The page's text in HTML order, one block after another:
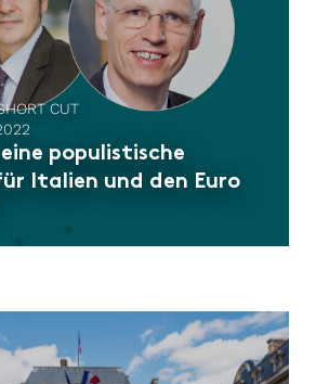
CUT
populistische
Italien und den Euro